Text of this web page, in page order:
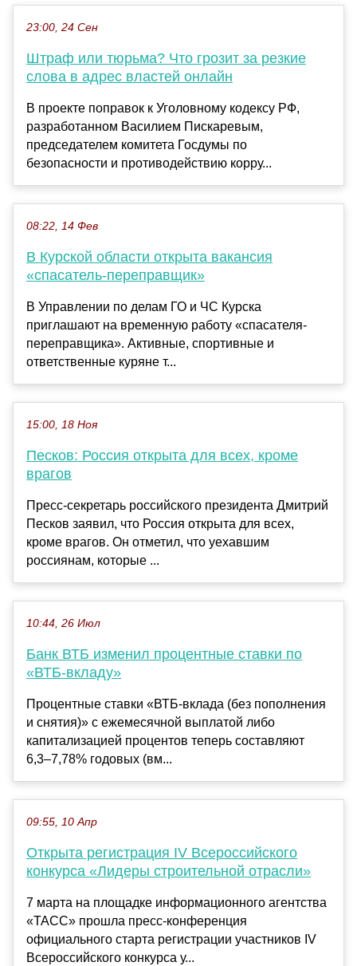
23:00, 24 Сен
Штраф или тюрьма? Что грозит за резкие
слова в адрес властей онлайн
В проекте поправок к Уголовному кодексу РФ,
разработанном Василием Пискаревым,
председателем комитета Госдумы по
безопасности и противодействию корру...
08:22, 14 Фев
В Курской области открыта вакансия
«спасатель-переправщик»
В Управлении по делам ГО и ЧС Курска
приглашают на временную работу «спасателя-
переправщика». Активные, спортивные и
ответственные куряне т...
15:00, 18 Ноя
Песков: Россия открыта для всех, кроме
врагов
Пресс-секретарь российского президента Дмитрий
Песков заявил, что Россия открыта для всех,
кроме врагов. Он отметил, что уехавшим
россиянам, которые ...
10:44, 26 Июл
Банк ВТБ изменил процентные ставки по
«ВТБ-вкладу»
Процентные ставки «ВТБ-вклада (без пополнения
и снятия)» с ежемесячной выплатой либо
капитализацией процентов теперь составляют
6,3–7,78% годовых (вм...
09:55, 10 Апр
Открыта регистрация IV Всероссийского
конкурса «Лидеры строительной отрасли»
7 марта на площадке информационного агентства
«ТАСС» прошла пресс-конференция
официального старта регистрации участников IV
Всероссийского конкурса у...